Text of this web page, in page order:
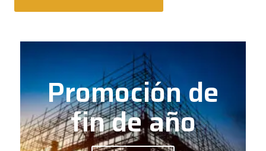
Promoción de
fin de año